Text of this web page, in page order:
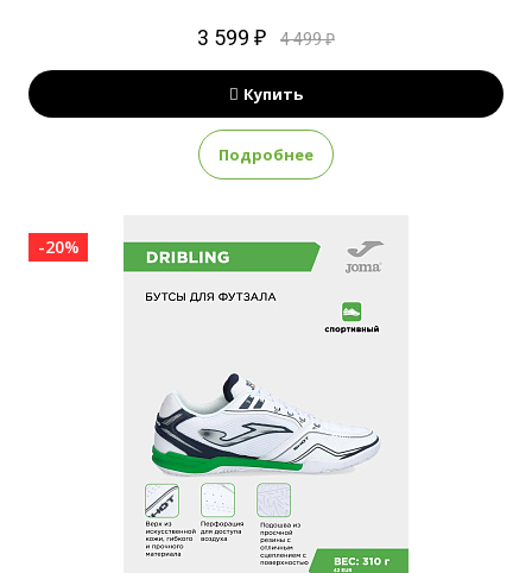
3 599 ₽ 4 499 ₽
Купить
Подробнее
-20%